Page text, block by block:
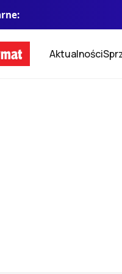
Aktualności